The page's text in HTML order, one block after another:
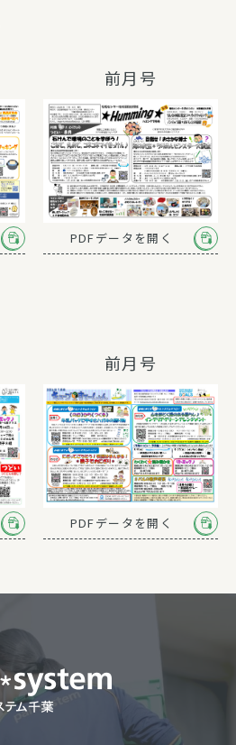
前月号
PDFデータを開く
前月号
PDFデータを開く